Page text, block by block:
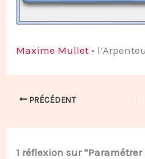
Maxime Mullet •
PRÉCÉDENT
1 réflexion sur